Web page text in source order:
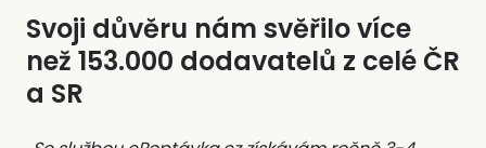
Svoji důvěru nám svěřilo více
než 153.000 dodavatelů z celé ČR
a SR